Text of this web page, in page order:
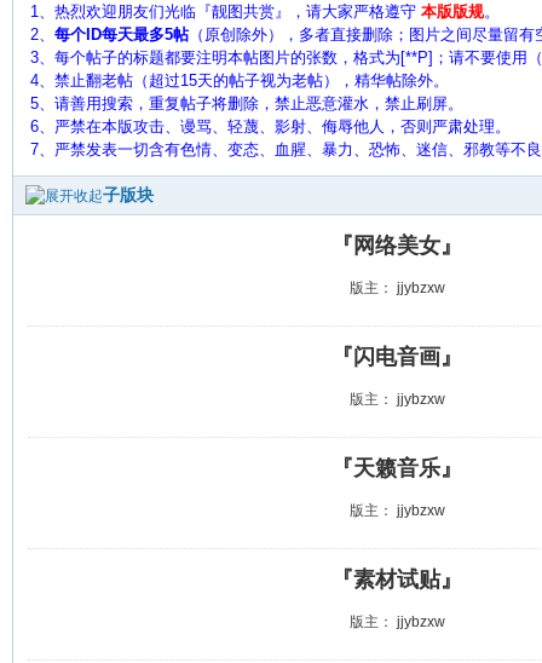
1、热烈欢迎朋友们光临『靓图共赏』，请大家严格遵守 本版版规。
2、 每个ID每天最多5帖（原创除外），多者直接删除；图片之间尽量留
3、每个帖子的标题都要注明本帖图片的张数，格式为[**P]；请不要使用
4、禁止翻老帖（超过15天的帖子视为老帖），精华帖除外。
5、 请善用搜索，重复帖子将删除，禁止恶意灌水，禁止刷屏。
6、严禁在本版攻击、谩骂、轻蔑、影射、侮辱他人，否则严肃处理。
7、严禁发表一切含有色情、变态、血腥、暴力、恐怖、迷信、邪教等不
子版块
『网络美女』
版主： jjybzxw
『闪电音画』
版主： jjybzxw
『天籁音乐』
版主： jjybzxw
『素材试贴』
版主： jjybzxw